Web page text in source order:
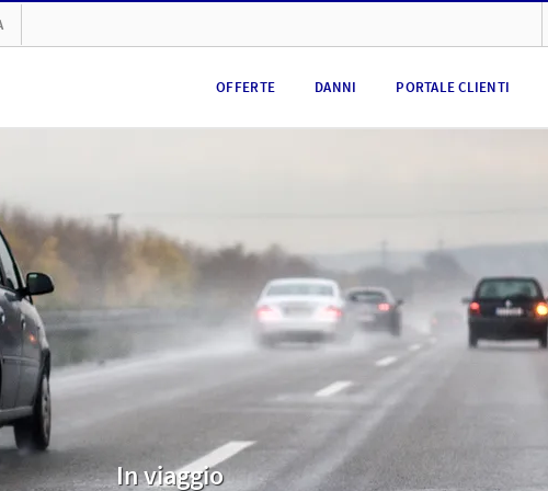
OFFERTE DANNI PORTALE CLIENTI
In viaggio